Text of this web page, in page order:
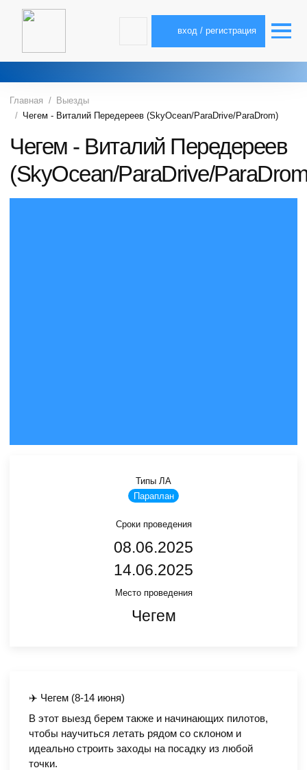
вход / регистрация
Главная
Выезды
Чегем - Виталий Передереев (SkyOcean/ParaDrive/ParaDrom)
Чегем - Виталий Передереев
(SkyOcean/ParaDrive/
Типы ЛА
Параплан
Сроки проведения
08.06.2025
14.06.2025
Место проведения
Чегем
✈️ Чегем (8-14 июня)
В этот выезд берем также и начинающих пилотов,
чтобы научиться летать рядом со склоном и
идеально строить заходы на посадку из любой
точки.